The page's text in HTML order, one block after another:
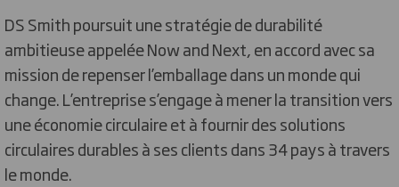
DS Smith poursuit une stratégie de durabilité
ambitieuse appelée Now and Next, en accord avec sa
mission de repenser l’emballage dans un monde qui
change. L’entreprise s’engage à mener la transition vers
une économie circulaire et à fournir des solutions
circulaires durables à ses clients dans 34 pays à travers
le monde.